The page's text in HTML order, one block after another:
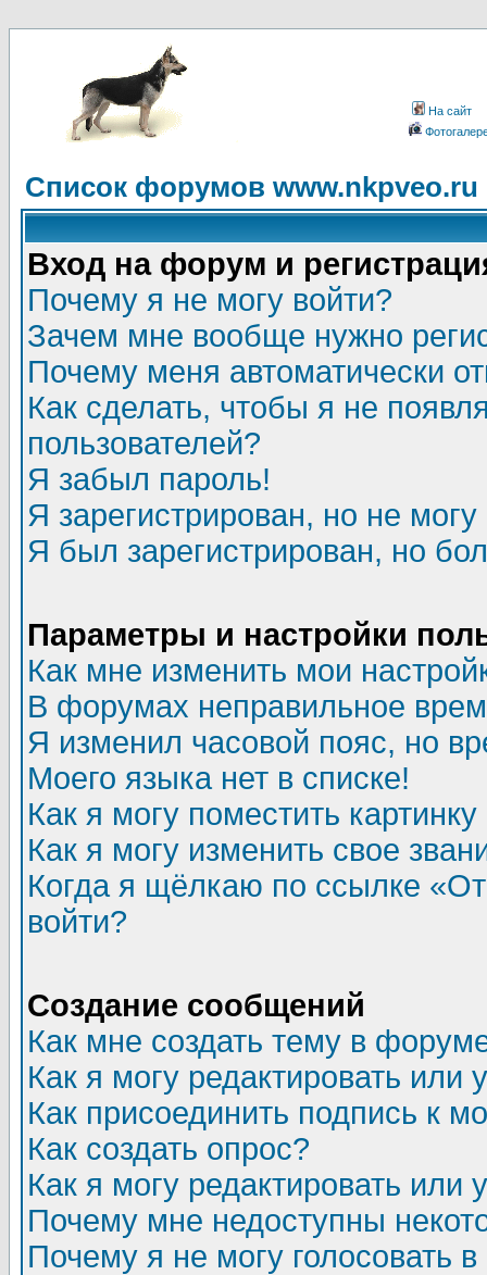
На сайт
Список форумов www.nkpveo.ru
Вход на форум и
Почему я не могу войти?
Зачем мне вообще нужно
Почему меня автоматически
Как сделать, чтобы я не
пользователей?
Я забыл пароль!
Я зарегистрирован, но не могу
Я был зарегистрирован, но
Параметры и настройки
Как мне изменить мои
В форумах неправильное
Я изменил часовой пояс, но
Моего языка нет в списке!
Как я могу поместить
Как я могу изменить свое
Когда я щёлкаю по ссылке
войти?
Создание сообщений
Как мне создать тему в
Как я могу редактировать или
Как присоединить подпись к
Как создать опрос?
Как я могу редактировать или
Почему мне недоступны
Почему я не могу голосовать